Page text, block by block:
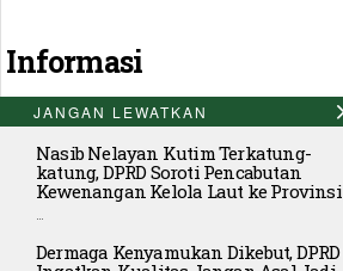
Informasi
Tentang Kami
Pedoman Media Siber
Pasang Iklan
Perusahaan Pers
JANGAN LEWATKAN
Nasib Nelayan Kutim Terkatung-
katung, DPRD Soroti Pencabutan
Kewenangan Kelola Laut ke Provinsi
…
Dermaga Kenyamukan Dikebut, DPRD